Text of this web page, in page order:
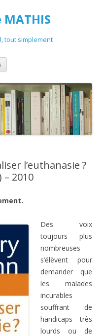
tout simplement
Aller
contenu
l’euthanasie ?
– 2010
Des voix
toujours plus
nombreuses
s’élèvent pour
demander que
les malades
incurables
souffrant de
handicaps très
lourds ou de